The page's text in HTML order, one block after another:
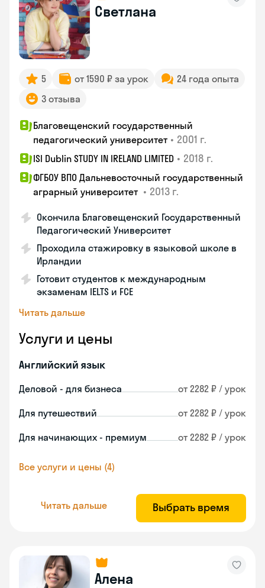
Светлана
5 от 1590 ₽ за урок
24 года опыта
3 отзыва
Благовещенский государственный
педагогический университет • 2001 г.
ISI Dublin STUDY IN IRELAND LIMITED • 2018 г.
ФГБОУ ВПО Дальневосточный государственный
аграрный университет • 2013 г.
Окончила Благовещенский Государственный
Педагогический Университет
Проходила стажировку в языковой школе в
Ирландии
Готовит студентов к международным
экзаменам IELTS и FCE
Читать дальше
Услуги и цены
Английский язык
Деловой - для бизнеса от 2282 ₽ / урок
Для путешествий от 2282 ₽ / урок
Для начинающих - премиум от 2282 ₽ / урок
Все услуги и цены (4)
Читать дальше Выбрать время
Алена